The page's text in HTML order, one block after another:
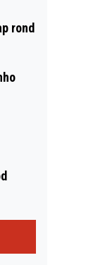
rond